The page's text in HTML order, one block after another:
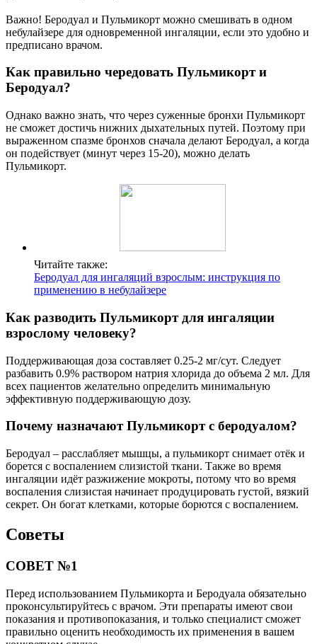
Важно! Беродуал и Пульмикорт можно смешивать в одном
небулайзере для одновременной ингаляции, если это удобно и
предписано врачом.
Как правильно чередовать Пульмикорт и
Беродуал?
Однако важно знать, что через суженные бронхи Пульмикорт
не сможет достичь нижних дыхательных путей. Поэтому при
выраженном спазме бронхов сначала делают Беродуал, а когда
он подействует (минут через 15-20), можно делать
Пульмикорт.
Читайте также:
Беродуал для ингаляций взрослым: инструкция по
применению в небулайзере
Как разводить Пульмикорт для ингаляции
взрослому человеку?
Поддерживающая доза составляет 0.25-2 мг/сут. Следует
разбавить 0.9% раствором натрия хлорида до объема 2 мл. Для
всех пациентов желательно определить минимальную
эффективную поддерживающую дозу.
Почему назначают Пульмикорт с беродуалом?
Беродуал – расслабляет мышцы, а пульмикорт снимает отёк и
борется с воспалением слизистой ткани. Также во время
ингаляции идёт разжижение мокроты, потому что во время
воспаления слизистая начинает продуцировать густой, вязкий
секрет. Он богат клетками, которые борются с воспалением.
Советы
СОВЕТ №1
Перед использованием Пульмикорта и Беродуала обязательно
проконсультируйтесь с врачом. Эти препараты имеют свои
показания и противопоказания, и только специалист сможет
правильно оценить необходимость их применения в вашем